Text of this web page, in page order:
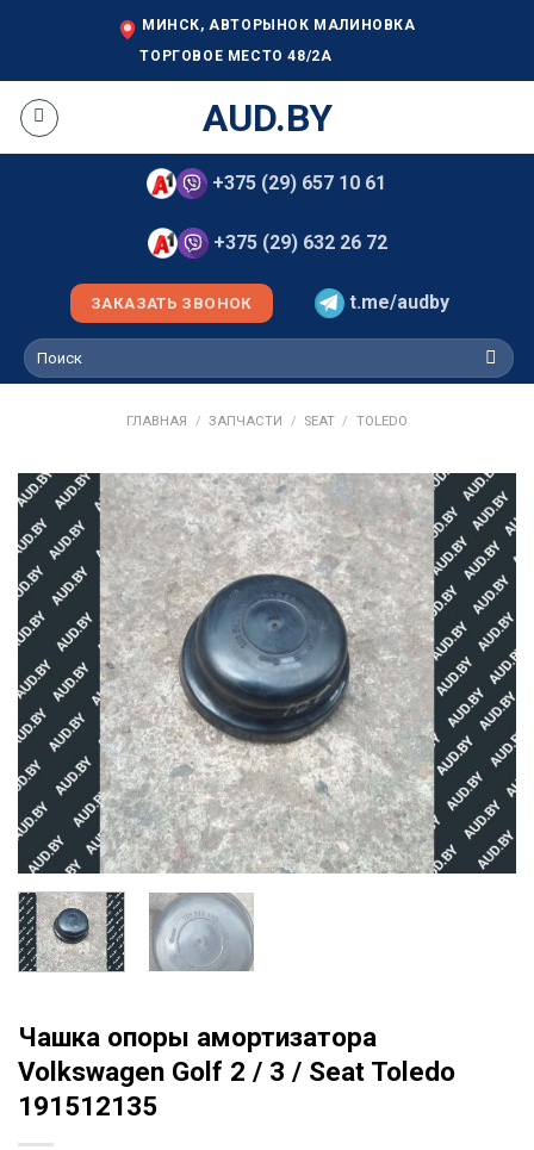
МИНСК, АВТОРЫНОК МАЛИНОВКА
ТОРГОВОЕ МЕСТО 48/2А
AUD.BY
+375 (29) 657 10 61
+375 (29) 632 26 72
ЗАКАЗАТЬ ЗВОНОК t.me/audby
Искать:
ГЛАВНАЯ / ЗАПЧАСТИ / SEAT / TOLEDO
Чашка опоры амортизатора
Volkswagen Golf 2 / 3 / Seat Toledo
191512135